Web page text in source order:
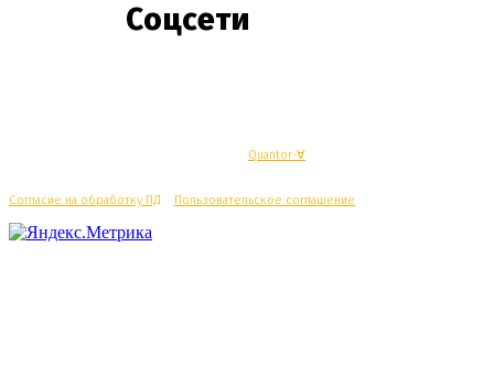
Соцсети
Quantor-∀
Согласие на обработку ПД Пользовательское соглашение